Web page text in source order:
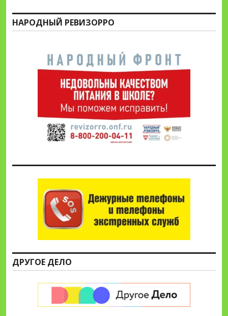
НАРОДНЫЙ РЕВИЗОРРО
ДРУГОЕ ДЕЛО